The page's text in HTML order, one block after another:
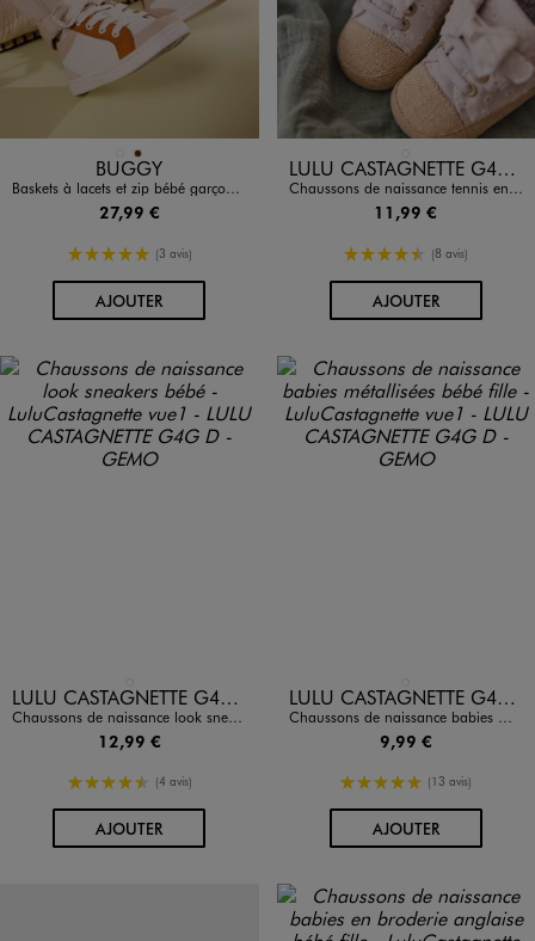
Disponible en 2 coloris
BLEU STANDARD
MARRON
BUGGY
Baskets à lacets et zip bébé garçon - BUGGY SHOES
27,99 €
5/5 de moyenne
(3 avis)
AJOUTERAU PANIER
Disponible en 1 coloris LULU CASTAGNETTE G4G D
Chaussons de naissance tennis en toile brodée bébé fille - LuluCastagnette
11,99 €
4.5/5 de moyenne
(8 avis)
AJOUTERAU PANIER
Disponible en 1 coloris LULU CASTAGNETTE G4G D
Chaussons de naissance look sneakers bébé - LuluCastagnette
12,99 €
4.5/5 de moyenne
(4 avis)
AJOUTERAU PANIER
Disponible en 1 coloris LULU CASTAGNETTE G4G D
Chaussons de naissance babies métallisées bébé fille - LuluCastagnette
9,99 €
5/5 de moyenne
(13 avis)
AJOUTERAU PANIER